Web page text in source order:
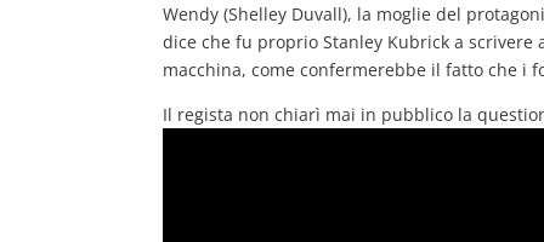
Wendy (Shelley Duvall), la moglie del
dice che fu proprio Stanley Kubrick a
macchina, come confermerebbe il fatto che i
Il regista non chiarì mai in pubblico la